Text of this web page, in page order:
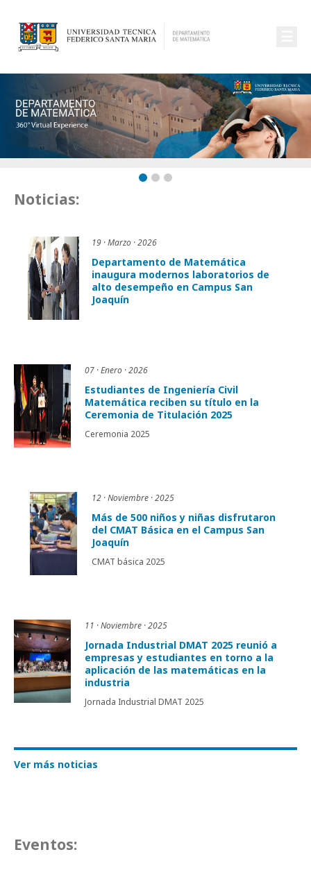
Noticias:
19 · Marzo · 2026
Departamento de Matemática
inaugura modernos laboratorios de
alto desempeño en Campus San
Joaquín
07 · Enero · 2026
Estudiantes de Ingeniería Civil
Matemática reciben su título en la
Ceremonia de Titulación 2025
Ceremonia 2025
12 · Noviembre · 2025
Más de 500 niños y niñas disfrutaron
del CMAT Básica en el Campus San
Joaquín
CMAT básica 2025
11 · Noviembre · 2025
Jornada Industrial DMAT 2025 reunió a
empresas y estudiantes en torno a la
aplicación de las matemáticas en la
industria
Jornada Industrial DMAT 2025
Ver más noticias
Eventos: